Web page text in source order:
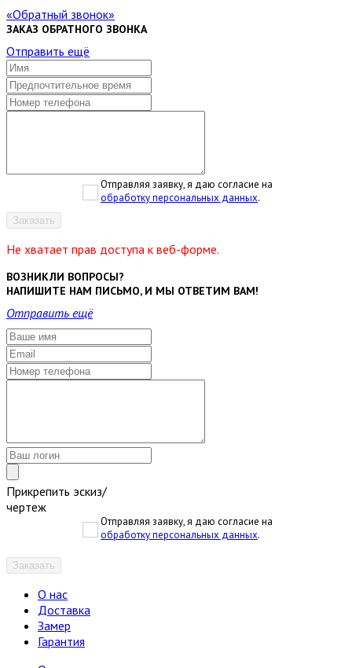
Обратный звонок
ЗАКАЗ ОБРАТНОГО ЗВОНКА
Отправить ещё
Отправляя заявку, я даю согласие на
обработку персональных данных.
Заказать
Не хватает прав доступа к веб-форме.
ВОЗНИКЛИ ВОПРОСЫ?
НАПИШИТЕ НАМ ПИСЬМО, И МЫ ОТВЕТИМ ВАМ!
Отправить ещё
Прикрепить эскиз/
чертеж
Отправляя заявку, я даю согласие на
обработку персональных данных.
Заказать
О нас
Доставка
Замер
Гарантия